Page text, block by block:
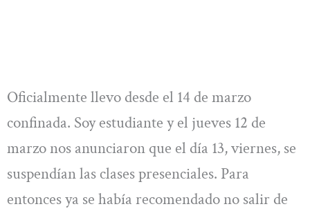
Oficialmente llevo desde el 14 de marzo
confinada. Soy estudiante y el jueves 12 de
marzo nos anunciaron que el día 13, viernes, se
suspendían las clases presenciales. Para
entonces ya se había recomendado no salir de